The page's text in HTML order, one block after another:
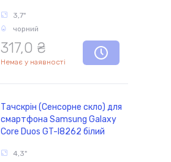
3,7"
чорний
317,0 ₴
Немає у наявності
Тачскрін (Сенсорне скло) для
смартфона Samsung Galaxy
Core Duos GT-I8262 білий
4,3"